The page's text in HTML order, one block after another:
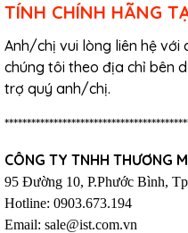
TÍNH CHÍNH HÃNG
Anh/chị vui lòng liên hệ với
chúng tôi theo địa chỉ bên
trợ quý anh/chị.
CÔNG TY TNHH THƯƠNG
95 Đường 10, P.Phước Bình,
Hotline: 0903.673.194
Email: sale@ist.com.vn